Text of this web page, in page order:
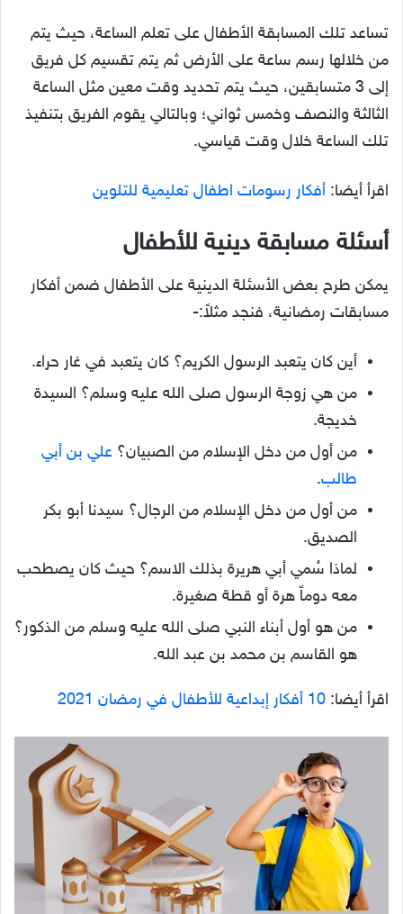
تساعد تلك المسابقة الأطفال على تعلم الساعة، حيث يتم
من خلالها رسم ساعة على الأرض ثم يتم تقسيم كل فريق
إلى 3 متسابقين، حيث يتم تحديد وقت معين مثل الساعة
الثالثة والنصف وخمس ثواني؛ وبالتالي يقوم الفريق بتنفيذ
تلك الساعة خلال وقت قياسي.
اقرأ أيضا: أفكار رسومات اطفال تعليمية للتلوين
أسئلة مسابقة دينية للأطفال
يمكن طرح بعض الأسئلة الدينية على الأطفال ضمن أفكار
مسابقات رمضانية، فنجد مثلاً:-
أين كان يتعبد الرسول الكريم؟ كان يتعبد في غار حراء.
من هي زوجة الرسول صلى الله عليه وسلم؟ السيدة
خديجة.
من أول من دخل الإسلام من الصبيان؟ علي بن أبي
طالب.
من أول من دخل الإسلام من الرجال؟ سيدنا أبو بكر
الصديق.
لماذا سُمي أبي هريرة بذلك الاسم؟ حيث كان يصطحب
معه دوماً هرة أو قطة صغيرة.
من هو أول أبناء النبي صلى الله عليه وسلم من الذكور؟
هو القاسم بن محمد بن عبد الله.
اقرأ أيضا: 10 أفكار إبداعية للأطفال في رمضان 2021